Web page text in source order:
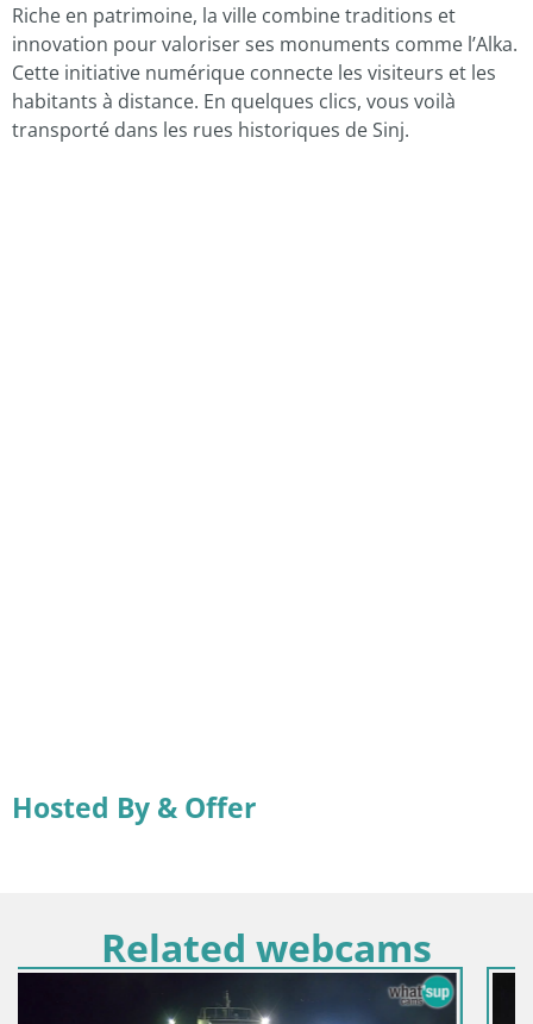
Riche en patrimoine, la ville combine traditions et
innovation pour valoriser ses monuments comme l’Alka.
Cette initiative numérique connecte les visiteurs et les
habitants à distance. En quelques clics, vous voilà
transporté dans les rues historiques de Sinj.
Hosted By & Offer
Related webcams